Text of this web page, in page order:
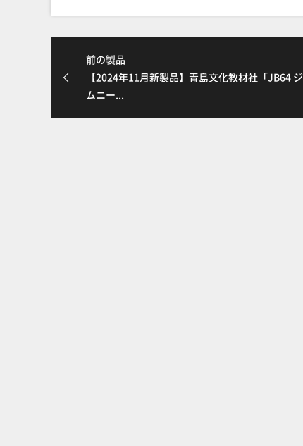
前の製品
【2024年11月新製品】青島文化教材社「JB64 ジ
ムニー...